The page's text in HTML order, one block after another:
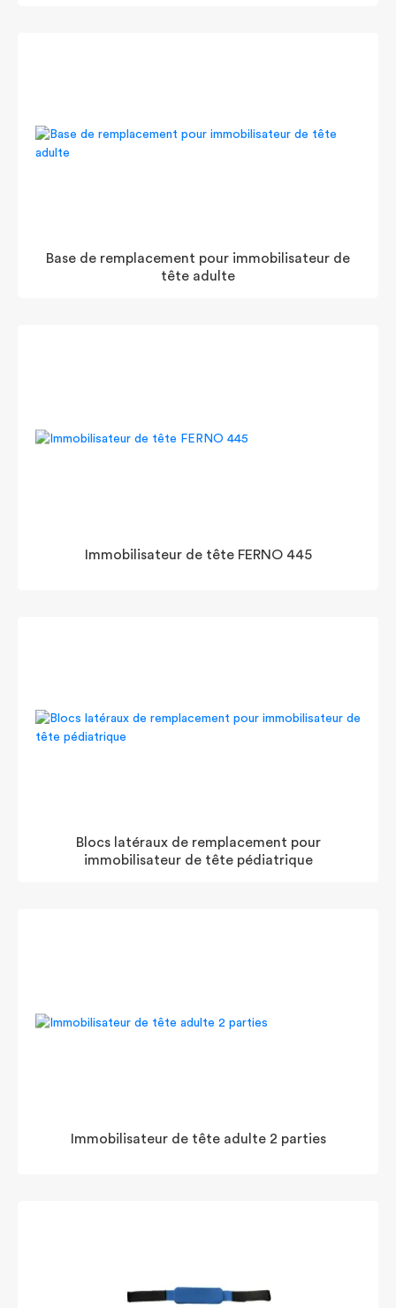
Base de remplacement pour immobilisateur de
tête adulte
Immobilisateur de tête FERNO 445
Blocs latéraux de remplacement pour
immobilisateur de tête pédiatrique
Immobilisateur de tête adulte 2 parties